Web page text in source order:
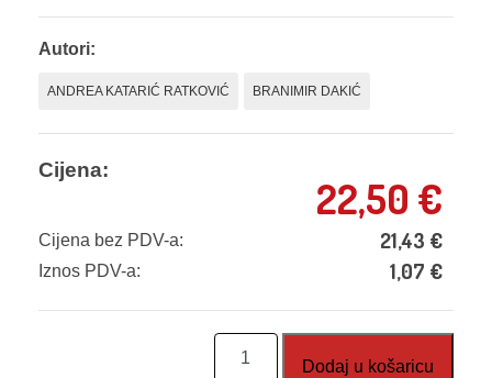
Autori:
ANDREA KATARIĆ RATKOVIĆ BRANIMIR DAKIĆ
Cijena:
22,50 €
Cijena bez PDV-a: 21,43 €
Iznos PDV-a: 1,07 €
Dodaj u košaricu